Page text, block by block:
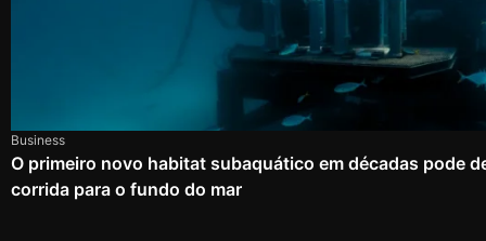
Business
O primeiro novo habitat subaquático em décadas pode
corrida para o fundo do mar